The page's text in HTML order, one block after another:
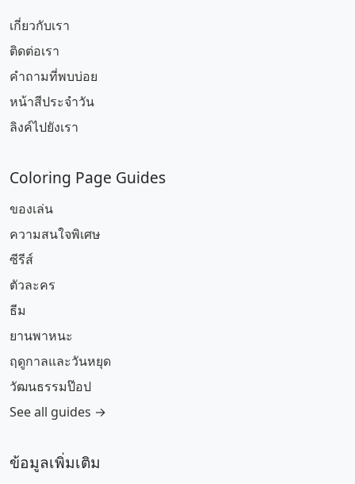
เกี่ยวกับเรา
ติดต่อเรา
คำถามที่พบบ่อย
หน้าสีประจำวัน
ลิงค์ไปยังเรา
Coloring Page Guides
ของเล่น
ความสนใจพิเศษ
ซีรีส์
ตัวละคร
ธีม
ยานพาหนะ
ฤดูกาลและวันหยุด
วัฒนธรรมป๊อป
See all guides →
ข้อมูลเพิ่มเติม